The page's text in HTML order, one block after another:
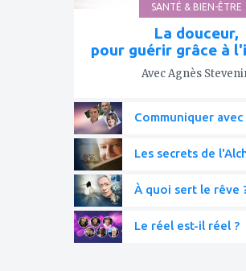
SANTÉ & BIEN-ÊTRE
La douceur,
pour guérir grâce à
Avec Agnès
Communiquer
Les secrets de
À quoi sert le rêve
Le réel est-il réel ?